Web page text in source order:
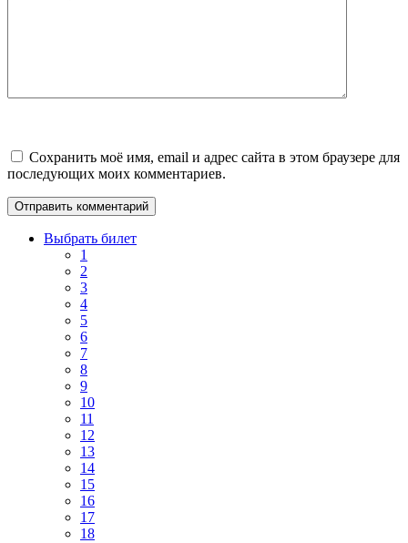
Сохранить моё имя, email и адрес сайта в этом браузере для
последующих моих комментариев.
Выбрать билет
1
2
3
4
5
6
7
8
9
10
11
12
13
14
15
16
17
18